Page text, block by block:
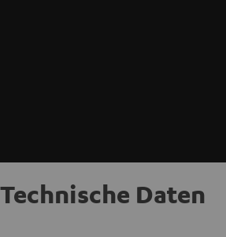
Technische Daten